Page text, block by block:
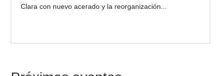
Clara con nuevo acerado y la reorganización...